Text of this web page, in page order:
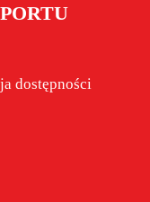
dostępności